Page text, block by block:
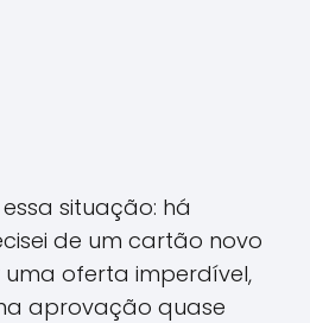
situação: há
de um cartão novo
oferta imperdível,
aprovação quase